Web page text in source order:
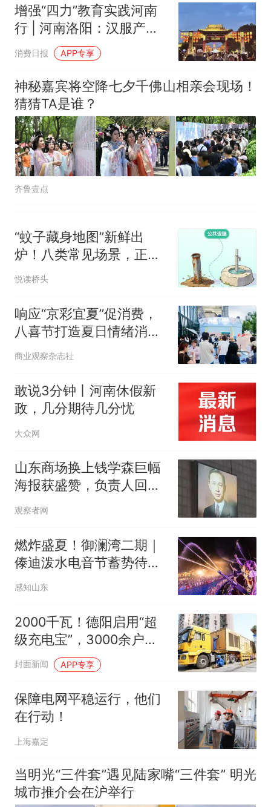
增强“四力”教育实践河南
行 | 河南洛阳：汉服产业
出圈成“留量”蓄水池
消费日报 APP专享
神秘嘉宾将空降七夕千佛山相亲会现场！
猜猜TA是谁？
齐鲁壹点
“蚊子藏身地图”新鲜出
炉！八类常见场景，正悄
悄“养”出蚊子！
悦读桥头
响应“京彩宜夏”促消费，
八喜节打造夏日情绪消费
新场景
商业观察杂志社
敢说3分钟丨河南休假新
政，几分期待几分忧
大众网
山东商场换上钱学森巨幅
海报获盛赞，负责人回
应：力所能及致敬国家脊
观察者网
燃炸盛夏！御澜湾二期｜
傣迪泼水电音节蓄势待发
| 环联夜市旁，狂欢倒计
感知山东
2000千瓦！德阳启用“超
级充电宝”，3000余户居
民停电“零感知”
封面新闻 APP专享
保障电网平稳运行，他们
在行动！
上海嘉定
当明光“三件套”遇见陆家嘴“三件套” 明光
城市推介会在沪举行